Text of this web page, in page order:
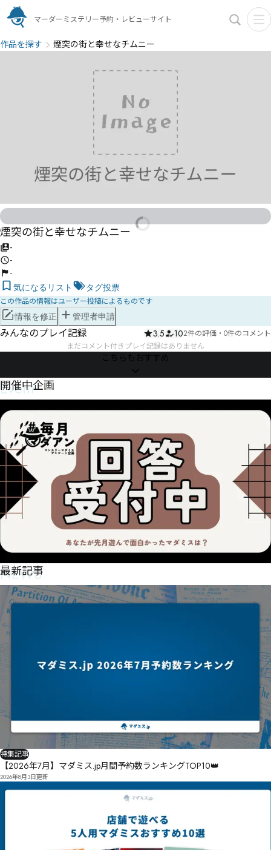
マーダーミステリー予約・レビューサイト
作品を探す 煙突の街と幸せなチムニー
煙突の街と幸せなチムニー
-
-
-
気になるリスト タグ投票
この作品の情報はユーザー投稿によるものです
情報を修正 管理者申請
みんなのプレイ記録 3.5 102件の評価 ・ 0件のコメント
まだコメント付きプレイ記録はありません
こちらもおすすめ
Event
開催中企画
NEWS
最新記事
特集記事
【2026年7月】マダミス.jp月間予約数ランキングTOP10👑
2026年8月3日更新